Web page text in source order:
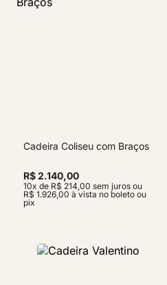
Cadeira Coliseu com Braços
R$ 2.140,00
10x de R$ 214,00 sem juros ou
R$ 1.926,00 à vista no boleto ou
pix